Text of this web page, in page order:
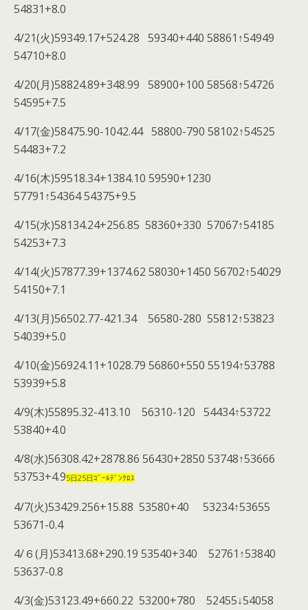
54831+8.0
4/21(火)59349.17+524.28 59340+440 58861↑54949
54710+8.0
4/20(月)58824.89+348.99 58900+100 58568↑54726
54595+7.5
4/17(金)58475.90-1042.44 58800-790 58102↑54525
54483+7.2
4/16(木)59518.34+1384.10 59590+1230
57791↑54364 54375+9.5
4/15(水)58134.24+256.85 58360+330 57067↑54185
54253+7.3
4/14(火)57877.39+1374.62 58030+1450 56702↑54029
54150+7.1
4/13(月)56502.77-421.34 56580-280 55812↑53823
54039+5.0
4/10(金)56924.11+1028.79 56860+550 55194↑53788
53939+5.8
4/9(木)55895.32-413.10 56310-120 54434↑53722
53840+4.0
4/8(水)56308.42+2878.86 56430+2850 53748↑53666
53753+4.95日25日ｺﾞｰﾙﾃﾞﾝｸﾛｽ
4/7(火)53429.256+15.88 53580+40 53234↑53655
53671-0.4
4/６(月)53413.68+290.19 53540+340 52761↑53840
53637-0.8
4/3(金)53123.49+660.22 53200+780 52455↓54058